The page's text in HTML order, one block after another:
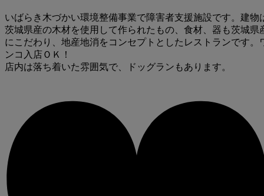
いばらき木づかい環境整備事業で障害者支援施設です。建物
茨城県産の木材を使用して作られたもの、食材、器も茨城県
にこだわり、地産地消をコンセプトとしたレストランです。
ンコ入店ＯＫ！
店内は落ち着いた雰囲気で、ドッグランもあります。